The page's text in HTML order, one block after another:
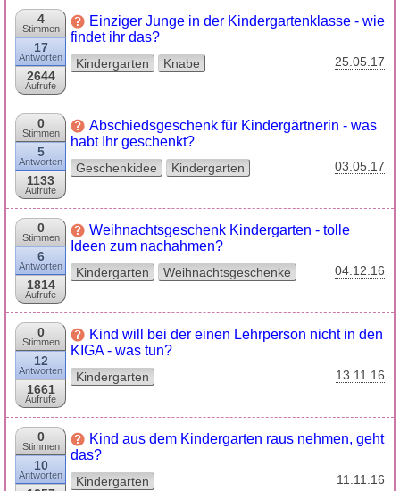
4
Stimmen
17
Antworten
2644
Aufrufe
Einziger Junge in der Kindergartenklasse - wie
findet ihr das?
Kindergarten Knabe 25.05.17
0
Stimmen
5
Antworten
1133
Aufrufe
Abschiedsgeschenk für Kindergärtnerin - was
habt Ihr geschenkt?
Geschenkidee Kindergarten 03.05.17
0
Stimmen
6
Antworten
1814
Aufrufe
Weihnachtsgeschenk Kindergarten - tolle
Ideen zum nachahmen?
Kindergarten Weihnachtsgeschenke 04.12.16
0
Stimmen
12
Antworten
1661
Aufrufe
Kind will bei der einen Lehrperson nicht in den
KIGA - was tun?
Kindergarten 13.11.16
0
Stimmen
10
Antworten
Kind aus dem Kindergarten raus nehmen, geht
das?
Kindergarten 11.11.16